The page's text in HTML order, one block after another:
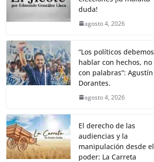
b
o
o
k
A
p
Li
n
a
duda!
agosto 4, 2026
“Los políticos debemos
hablar con hechos, no
con palabras”: Agustín
Dorantes.
agosto 4, 2026
El derecho de las
audiencias y la
manipulación desde el
poder: La Carreta